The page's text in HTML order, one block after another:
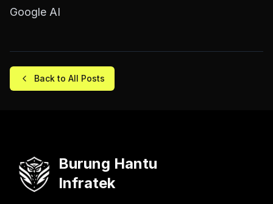
Google AI
Back to All Posts
Burung Hantu
Infratek